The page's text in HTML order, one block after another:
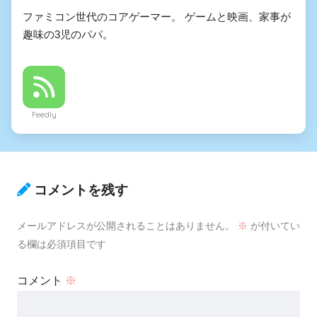
ファミコン世代のコアゲーマー。 ゲームと映画、家事が
趣味の3児のパパ。
Feedly
コメントを残す
メールアドレスが公開されることはありません。 ※ が付いてい
る欄は必須項目です
コメント ※